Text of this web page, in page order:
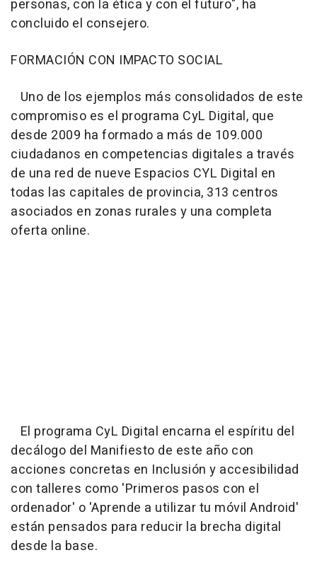
personas, con la ética y con el futuro", ha
concluido el consejero.
FORMACIÓN CON IMPACTO SOCIAL
Uno de los ejemplos más consolidados de este
compromiso es el programa CyL Digital, que
desde 2009 ha formado a más de 109.000
ciudadanos en competencias digitales a través
de una red de nueve Espacios CYL Digital en
todas las capitales de provincia, 313 centros
asociados en zonas rurales y una completa
oferta online.
El programa CyL Digital encarna el espíritu del
decálogo del Manifiesto de este año con
acciones concretas en Inclusión y accesibilidad
con talleres como 'Primeros pasos con el
ordenador' o 'Aprende a utilizar tu móvil Android'
están pensados para reducir la brecha digital
desde la base.